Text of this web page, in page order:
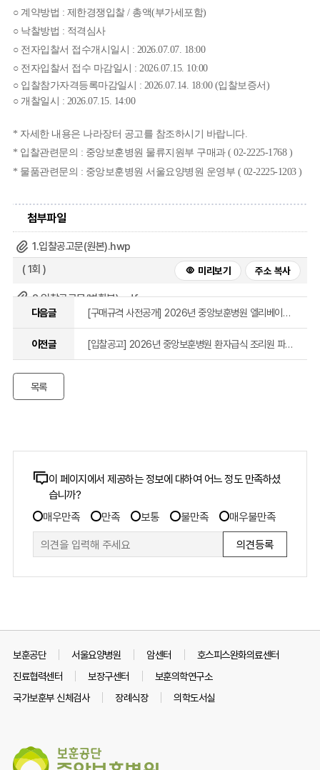
○ 계약방법 : 제한경쟁입찰 / 총액(부가세포함)
○ 낙찰방법 : 적격심사
○ 전자입찰서 접수개시일시 : 2026.07.07. 18:00
○ 전자입찰서 접수 마감일시 : 2026.07.15. 10:00
○ 입찰참가자격등록마감일시 : 2026.07.14. 18:00 (입찰보증서)
○ 개찰일시 : 2026.07.15. 14:00
* 자세한 내용은 나라장터 공고를 참조하시기 바랍니다.
* 입찰관련문의 : 중앙보훈병원 물류지원부 구매과 ( 02-2225-1768 )
* 물품관련문의 : 중앙보훈병원 서울요양병원 운영부 ( 02-2225-1203 )
첨부파일
1.입찰공고문(원본).hwp
( 1회 )
미리보기 주소 복사
2.입찰공고문(변환본).pdf
( 1회 )
3.용역내역서(공).xls
( 2회 )
4.용역계약특수조건등.hwp
다음글 [구매규격 사전공개] 2026년 중앙보훈병원 엘리베이터 유지보수용역
이전글 [입찰공고] 2026년 중앙보훈병원 환자급식 조리원 파견근로용역
목록
콘
츠
만
족
이 페이지에서 제공하는 정보에 대하여 어느 정도 만족하셨
습니까?
만
족
조
매우만족 만족 보통 불만족 매우불만족
보훈공단 서울요양병원 암센터
호스피스완화의료센터
진료협력센터
보장구센터
보훈의학연구소
국가보훈부 신체검사
장례식장 의학도서실